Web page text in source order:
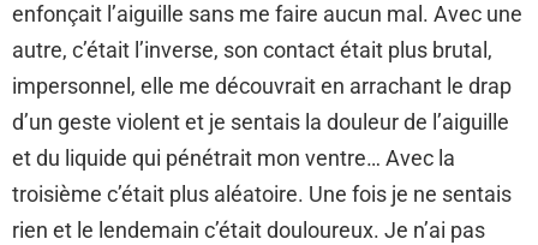
enfonçait l’aiguille sans me faire aucun mal. Avec une
autre, c’était l’inverse, son contact était plus brutal,
impersonnel, elle me découvrait en arrachant le drap
d’un geste violent et je sentais la douleur de l’aiguille
et du liquide qui pénétrait mon ventre… Avec la
troisième c’était plus aléatoire. Une fois je ne sentais
rien et le lendemain c’était douloureux. Je n’ai pas